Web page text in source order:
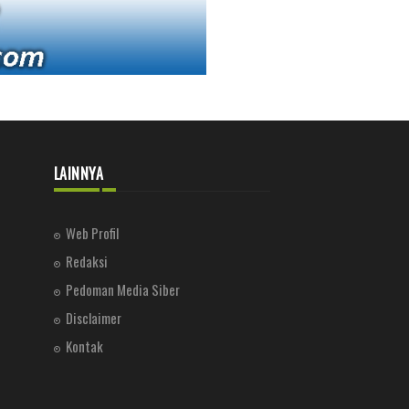
LAINNYA
Web Profil
Redaksi
Pedoman Media Siber
Disclaimer
Kontak